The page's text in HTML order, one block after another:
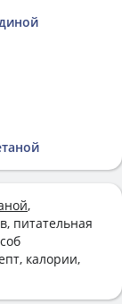
,
питательная
калории,